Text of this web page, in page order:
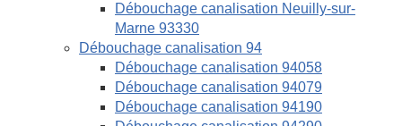
Débouchage canalisation Neuilly-sur-
Marne 93330
Débouchage canalisation 94
Débouchage canalisation 94058
Débouchage canalisation 94079
Débouchage canalisation 94190